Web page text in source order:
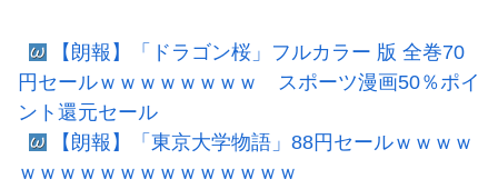
【朗報】「ドラゴン桜」フルカラー 版 全巻70
円セールｗｗｗｗｗｗｗｗ スポーツ漫画50％ポイ
ント還元セール
【朗報】「東京大学物語」88円セールｗｗｗｗ
ｗｗｗｗｗｗｗｗｗｗｗｗｗｗ